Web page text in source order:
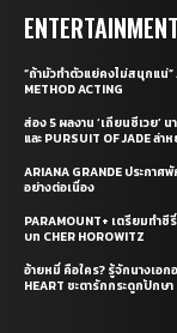
ENTERTAINMENT
“ถ้ามัวทำตัวแย่คงไม่สนุกแน่
METHOD ACTING
ส่อง 5 ผลงาน ‘เถียนซีเวย’
และ PURSUIT OF JADE ล่า
ARIANA GRANDE ประกาศ
อย่างต่อเนื่อง
PARAMOUNT+ เตรียมทำซี
บท CHER HOROWITZ
อ้ายหมี่ คือใคร? รู้จักนางเอก
HEART ชะตารักกระดูกปักษา